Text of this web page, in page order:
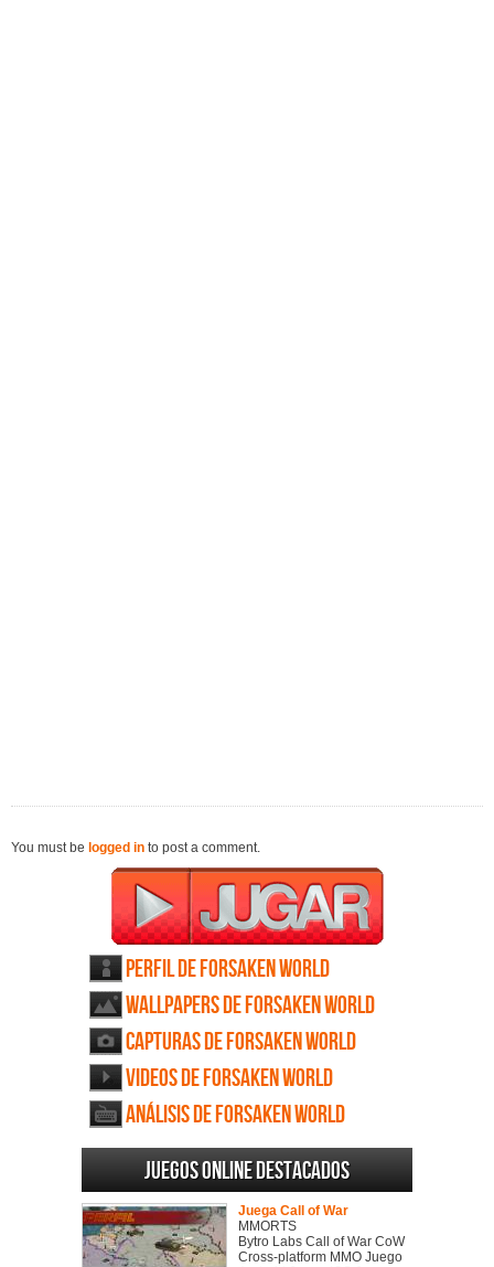
You must be logged in to post a comment.
Perfil de Forsaken World
Wallpapers de Forsaken World
Capturas de Forsaken World
Videos de Forsaken World
Análisis de Forsaken World
Juegos online destacados
Juega Call of War
MMORTS
Bytro Labs Call of War CoW
Cross-platform MMO Juego